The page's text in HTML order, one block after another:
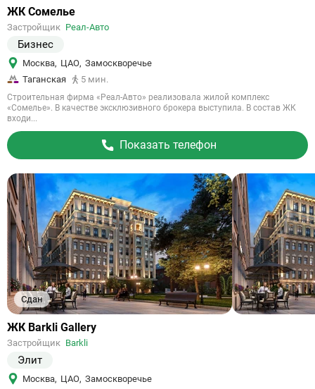
Ссылка
объект
ЖК Сомелье
Застройщик Реал-Авто
Бизнес
Москва, ЦАО, Замоскворечье
Таганская
5 мин.
Строительная фирма «Реал-Авто» реализовала жилой комплекс
«Сомелье». В качестве эксклюзивного брокера выступила. В состав ЖК
входи...
Показать телефон
Сдан
Ссылка
объект
ЖК Barkli Gallery
Застройщик Barkli
Элит
Москва, ЦАО, Замоскворечье